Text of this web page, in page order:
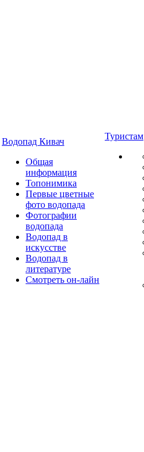
Водопад Кивач
Общая
информация
Топонимика
Первые цветные
фото водопада
Фотографии
водопада
Водопад в
искусстве
Водопад в
литературе
Смотреть он-лайн
Туристам